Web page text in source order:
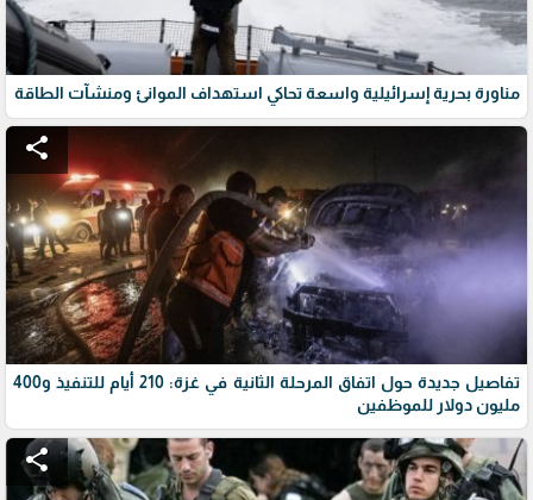
مناورة بحرية إسرائيلية واسعة تحاكي استهداف الموانئ ومنشآت الطاقة
share
تفاصيل جديدة حول اتفاق المرحلة الثانية في غزة: 210 أيام للتنفيذ و400
مليون دولار للموظفين
share